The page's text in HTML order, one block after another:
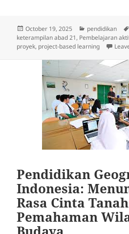
Posted
on
October 19, 2025 Categories
pendidikan
keterampilan abad 21, Pembelajaran
proyek, project-based learning
Pendidikan
Indonesia:
Rasa Cinta
Pemahaman